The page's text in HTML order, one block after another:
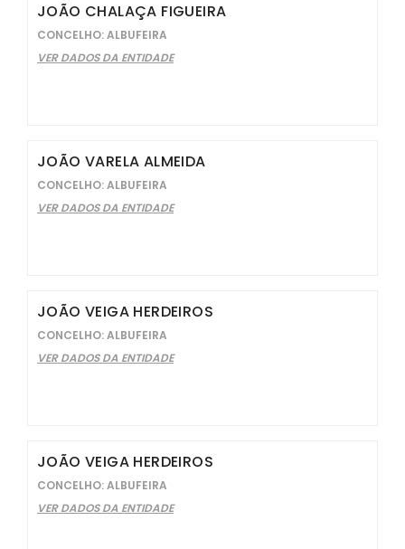
JOÃO CHALAÇA FIGUEIRA
CONCELHO: ALBUFEIRA
VER DADOS DA ENTIDADE
JOÃO VARELA ALMEIDA
CONCELHO: ALBUFEIRA
VER DADOS DA ENTIDADE
JOÃO VEIGA HERDEIROS
CONCELHO: ALBUFEIRA
VER DADOS DA ENTIDADE
JOÃO VEIGA HERDEIROS
CONCELHO: ALBUFEIRA
VER DADOS DA ENTIDADE